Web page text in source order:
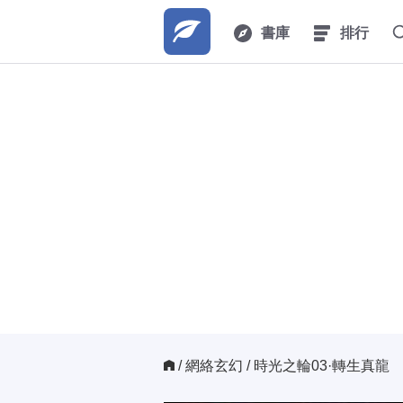
書庫 排行
/ 網絡玄幻 / 時光之輪03·轉生真龍